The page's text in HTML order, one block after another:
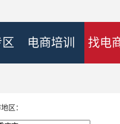
电商培训 找电
区：